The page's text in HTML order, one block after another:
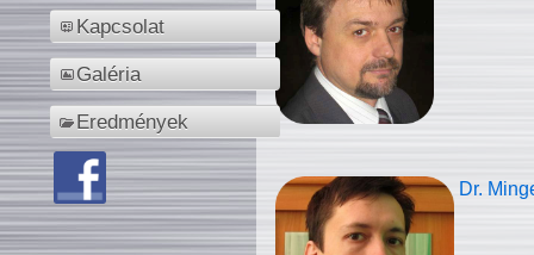
Kapcsolat
Galéria
Eredmények
Dr.